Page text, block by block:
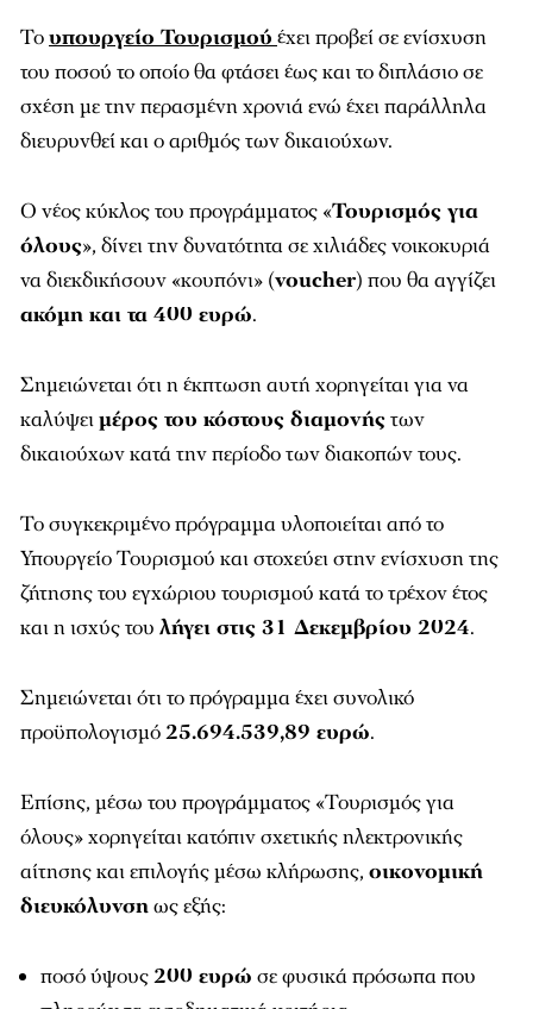
Τουπουργείο Τουρισμού έχει προβεί σε ενίσχυση
του ποσού το οποίο θα φτάσει έως και το διπλάσιο σε
σχέση με την περασμένη χρονιά ενώ έχει παράλληλα
διευρυνθεί και ο αριθμός των δικαιούχων.
Ο νέος κύκλος του προγράμματος «Τουρισμός για
όλους», δίνει την δυνατότητα σε χιλιάδες νοικοκυριά
να διεκδικήσουν «κουπόνι» (voucher) που θα αγγίζει
ακόμη και τα 400 ευρώ.
Σημειώνεται ότι η έκπτωση αυτή χορηγείται για να
καλύψειμέρος του κόστους διαμονήςτων
δικαιούχων κατά την περίοδο των διακοπών τους.
Το συγκεκριμένο πρόγραμμα υλοποιείται από το
Υπουργείο Τουρισμού και στοχεύει στην ενίσχυση της
ζήτησης του εγχώριου τουρισμού κατά το τρέχον έτος
και η ισχύς του λήγει στις 31 Δεκεμβρίου 2024.
Σημειώνεται ότι το πρόγραμμα έχει συνολικό
προϋπολογισμό25.694.539,89 ευρώ.
Επίσης, μέσω του προγράμματος «Τουρισμός για
όλους» χορηγείται κατόπιν σχετικής ηλεκτρονικής
αίτησης και επιλογής μέσω κλήρωσης, οικονομική
διευκόλυνσηως εξής:
ποσό ύψους200 ευρώ σε φυσικά πρόσωπα που